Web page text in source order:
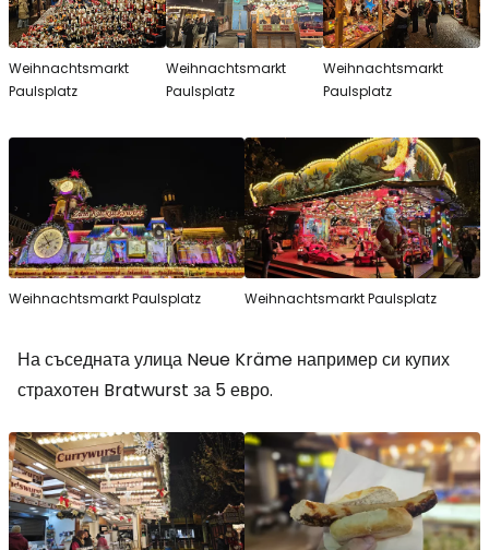
Weihnachtsmarkt
Paulsplatz
Weihnachtsmarkt
Paulsplatz
Weihnachtsmarkt
Paulsplatz
Weihnachtsmarkt Paulsplatz Weihnachtsmarkt Paulsplatz
На съседната улица Neue Kräme например си купих
страхотен Bratwurst за 5 евро.